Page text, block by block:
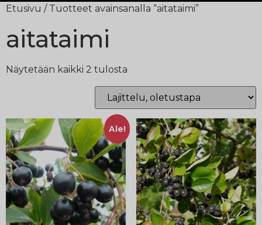
Etusivu / Tuotteet avainsanalla “aitataimi”
aitataimi
Näytetään kaikki 2 tulosta
Ale!